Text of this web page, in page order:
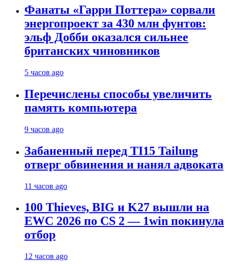
Фанаты «Гарри Поттера» сорвали
энергопроект за 430 млн фунтов:
эльф Добби оказался сильнее
британских чиновников
5 часов ago
Перечислены способы увеличить
память компьютера
9 часов ago
Забаненный перед TI15 Tailung
отверг обвинения и нанял адвоката
11 часов ago
100 Thieves, BIG и K27 вышли на
EWC 2026 по CS 2 — 1win покинула
отбор
12 часов ago